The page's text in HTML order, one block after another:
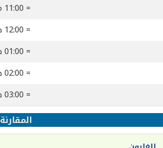
= 11:00 مساءً
= 12:00 صباحاً
= 01:00 صباحاً
= 02:00 صباحاً
= 03:00 صباحاً
المقارنة